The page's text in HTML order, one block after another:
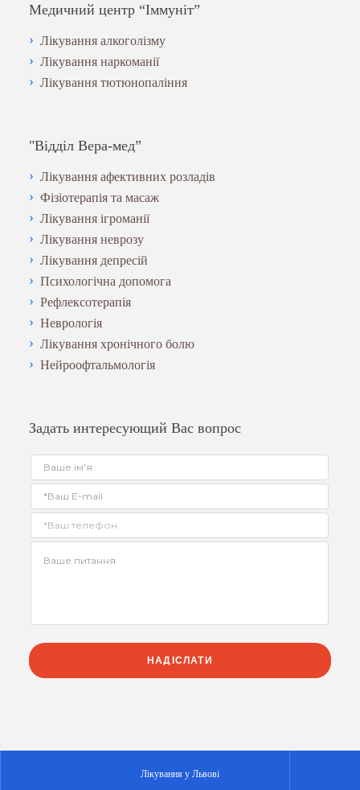
Медичний центр “Іммуніт”
Лікування алкоголізму
Лікування наркоманії
Лікування тютюнопаління
"Відділ Вера-мед”
Лікування афективних розладів
Фізіотерапія та масаж
Лікування ігроманії
Лікування неврозу
Лікування депресій
Психологічна допомога
Рефлексотерапія
Неврологія
Лікування хронічного болю
Нейроофтальмологія
Задать интересующий Вас вопрос
Лікування у Львові